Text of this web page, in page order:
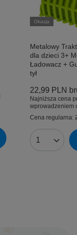
Okazja
Metalowy
dla dzieci 3+
Ładowacz +
tył
22,99 PLN
Najniższa cena
wprowadzeniem
Cena regularna:
Ilość